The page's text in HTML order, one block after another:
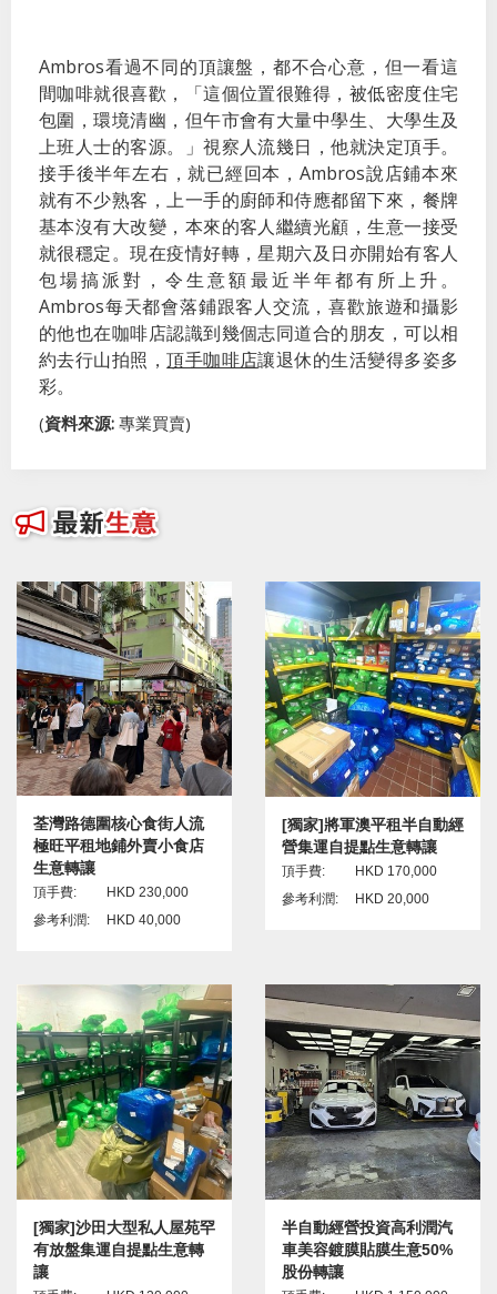
Ambros看過不同的頂讓盤，都不合心意，但一看這
間咖啡就很喜歡，「這個位置很難得，被低密度住宅
包圍，環境清幽，但午市會有大量中學生、大學生及
上班人士的客源。」視察人流幾日，他就決定頂手。
接手後半年左右，就已經回本，Ambros說店鋪本來
就有不少熟客，上一手的廚師和侍應都留下來，餐牌
基本沒有大改變，本來的客人繼續光顧，生意一接受
就很穩定。現在疫情好轉，星期六及日亦開始有客人
包場搞派對，令生意額最近半年都有所上升。
Ambros每天都會落鋪跟客人交流，喜歡旅遊和攝影
的他也在咖啡店認識到幾個志同道合的朋友，可以相
約去行山拍照，頂手咖啡店讓退休的生活變得多姿多
彩。
(資料來源: 專業買賣)
荃灣路德圍核心食街人流
極旺平租地鋪外賣小食店
生意轉讓
頂手費:
HKD 230,000
參考利潤:
HKD 40,000
[獨家]將軍澳平租半自動經
營集運自提點生意轉讓
頂手費:
HKD 170,000
參考利潤:
HKD 20,000
[獨家]沙田大型私人屋苑罕
有放盤集運自提點生意轉
讓
半自動經營投資高利潤汽
車美容鍍膜貼膜生意50%
股份轉讓